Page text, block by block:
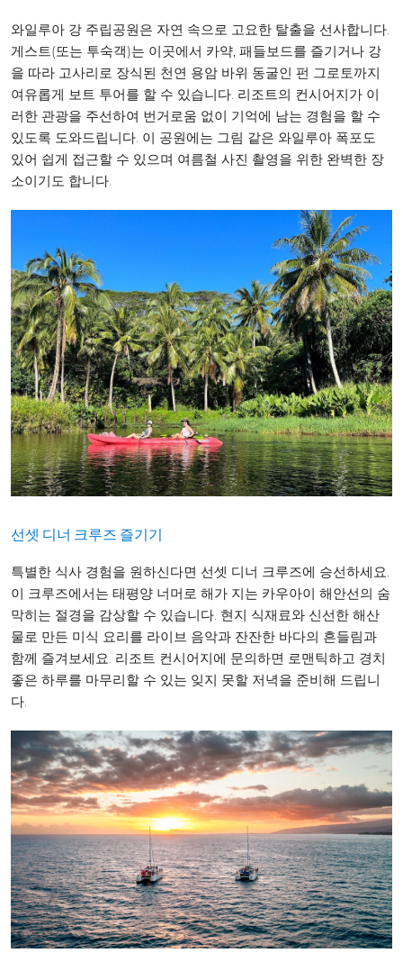
와일루아 강 주립공원은 자연 속으로 고요한 탈출을 선사합니다.
게스트(또는 투숙객)는 이곳에서 카약, 패들보드를 즐기거나 강
을 따라 고사리로 장식된 천연 용암 바위 동굴인 펀 그로토까지
여유롭게 보트 투어를 할 수 있습니다. 리조트의 컨시어지가 이
러한 관광을 주선하여 번거로움 없이 기억에 남는 경험을 할 수
있도록 도와드립니다. 이 공원에는 그림 같은 와일루아 폭포도
있어 쉽게 접근할 수 있으며 여름철 사진 촬영을 위한 완벽한 장
소이기도 합니다.
선셋 디너 크루즈 즐기기
특별한 식사 경험을 원하신다면 선셋 디너 크루즈에 승선하세요.
이 크루즈에서는 태평양 너머로 해가 지는 카우아이 해안선의 숨
막히는 절경을 감상할 수 있습니다. 현지 식재료와 신선한 해산
물로 만든 미식 요리를 라이브 음악과 잔잔한 바다의 흔들림과
함께 즐겨보세요. 리조트 컨시어지에 문의하면 로맨틱하고 경치
좋은 하루를 마무리할 수 있는 잊지 못할 저녁을 준비해 드립니
다.